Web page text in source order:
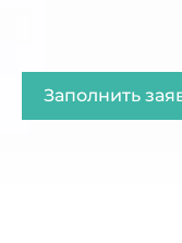
Заполнить